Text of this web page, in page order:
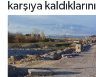
karşıya